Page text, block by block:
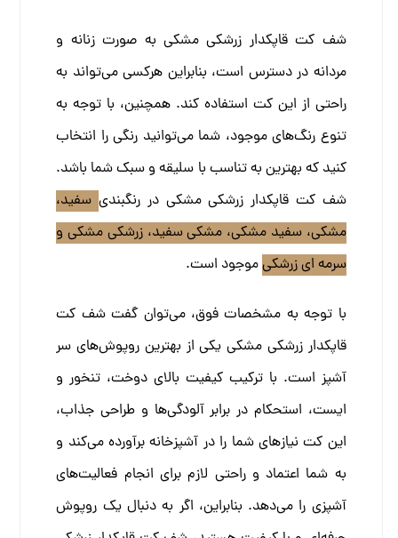
شف کت قاپکدار زرشکی مشکی به صورت زنانه و
مردانه در دسترس است، بنابراین هرکسی می‌تواند به
راحتی از این کت استفاده کند. همچنین، با توجه به
تنوع رنگ‌های موجود، شما می‌توانید رنگی را انتخاب
کنید که بهترین به تناسب با سلیقه و سبک شما باشد.
شف کت قاپکدار زرشکی مشکی در رنگبندیسفید،
مشکی، سفید مشکی، مشکی سفید، زرشکی مشکی و
سرمه ای زرشکیموجود است.
با توجه به مشخصات فوق، می‌توان گفت شف کت
قاپکدار زرشکی مشکی یکی از بهترین روپوش‌های سر
آشپز است. با ترکیب کیفیت بالای دوخت، تنخور و
ایست، استحکام در برابر آلودگی‌ها و طراحی جذاب،
این کت نیازهای شما را در آشپزخانه برآورده می‌کند و
به شما اعتماد و راحتی لازم برای انجام فعالیت‌های
آشپزی را می‌دهد. بنابراین، اگر به دنبال یک روپوش